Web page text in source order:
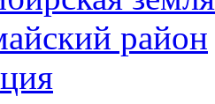
район